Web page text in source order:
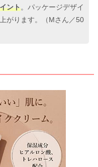
ント。パッケージデザイ
がります。（Mさん／50